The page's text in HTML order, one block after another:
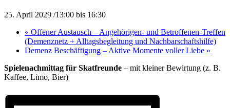
25. April 2029 /13:00 bis 16:30
« Offener Austausch – Angehörigen- und Betroffenen-Treffen
(Demenznetz + Alltagsbegleitung und Nachbarschaftshilfe)
Demenz Beschäftigung – Aktive Momente voller Liebe »
Spielenachmittag für Skatfreunde – mit kleiner Bewirtung (z. B.
Kaffee, Limo, Bier)